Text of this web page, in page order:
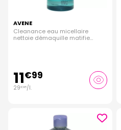
AVENE
Cleanance eau micellaire
nettoie démaquille matifie
11€99
29€98/l.